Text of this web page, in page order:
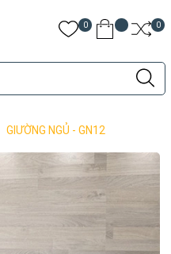
0 0
GIƯỜNG NGỦ - GN12